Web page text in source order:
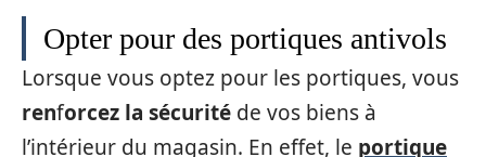
Opter pour des portiques antivols
Lorsque vous optez pour les portiques, vous
renforcez la sécurité de vos biens à
l’intérieur du magasin. En effet, le portique